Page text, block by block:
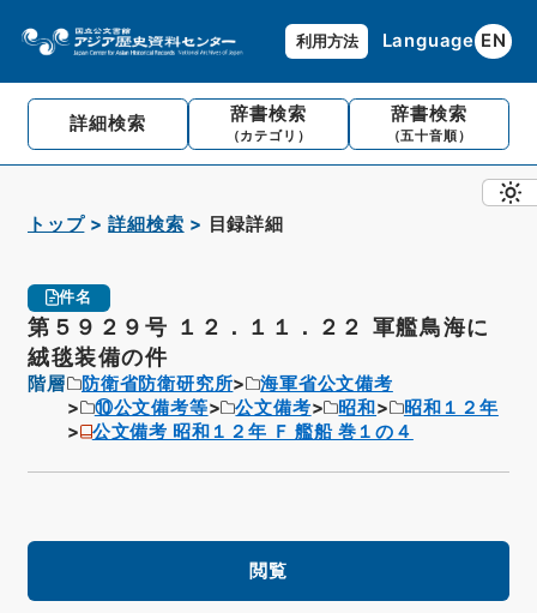
利用方法 Language EN
詳細検索 辞書検索
（カテゴリ）
辞書検索
（五十音順）
トップ 詳細検索 目録詳細
件名
第５９２９号 １２．１１．２２ 軍艦鳥海に
絨毯装備の件
階層 防衛省防衛研究所
海軍省公文備考
⑩公文備考等
公文備考 昭和
昭和１２年
公文備考 昭和１２年 Ｆ 艦船 巻１の４
閲覧